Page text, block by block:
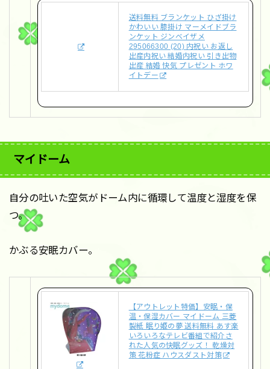
送料無料 ブランケット ひざ掛け
かわいい 膝掛け マーメイドブラ
ンケット ジンベイザメ
295066300 (20) 内祝い お返し
出産内祝い 結婚内祝い 引き出物
出産 結婚 快気 プレゼント ホワ
イトデー
マイドーム
自分の吐いた空気がドーム内に循環して温度と湿度を保
つ。
かぶる安眠カバー。
【アウトレット特価】安眠・保
温・保湿カバー マイドーム 三菱
製紙 眠り姫の夢 送料無料 あす楽
いろいろなテレビ番組で紹介さ
れた人気の快眠グッズ！ 乾燥対
策 花粉症 ハウスダスト対策